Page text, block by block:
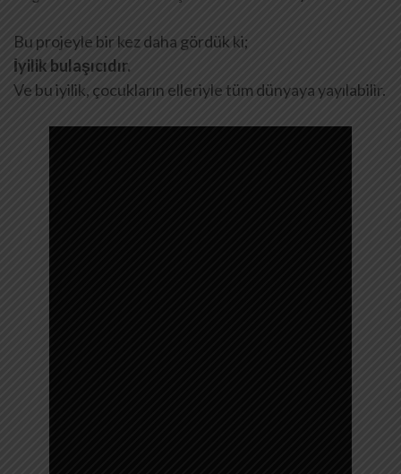
Bu projeyle bir kez daha gördük ki;
İyilik bulaşıcıdır.
Ve bu iyilik, çocukların elleriyle tüm dünyaya yayılabilir.